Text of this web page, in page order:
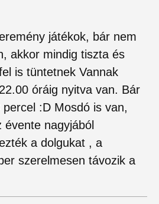
játékok, bár nem
akkor mindig tiszta és
is tüntetnek Vannak
óráig nyitva van. Bár
:D Mosdó is van,
évente nagyjából
a dolgukat , a
szerelmesen távozik a